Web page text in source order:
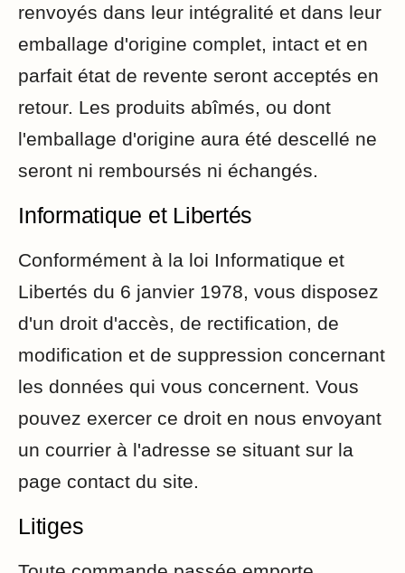
renvoyés dans leur intégralité et dans leur
emballage d'origine complet, intact et en
parfait état de revente seront acceptés en
retour. Les produits abîmés, ou dont
l'emballage d'origine aura été descellé ne
seront ni remboursés ni échangés.
Informatique et Libertés
Conformément à la loi Informatique et
Libertés du 6 janvier 1978, vous disposez
d'un droit d'accès, de rectification, de
modification et de suppression concernant
les données qui vous concernent. Vous
pouvez exercer ce droit en nous envoyant
un courrier à l'adresse se situant sur la
page contact du site.
Litiges